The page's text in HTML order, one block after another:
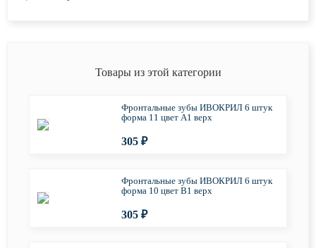
Товары из этой категории
Фронтальные зубы ИВОКРИЛ 6 штук
форма 11 цвет А1 верх
305 ₽
Фронтальные зубы ИВОКРИЛ 6 штук
форма 10 цвет В1 верх
305 ₽